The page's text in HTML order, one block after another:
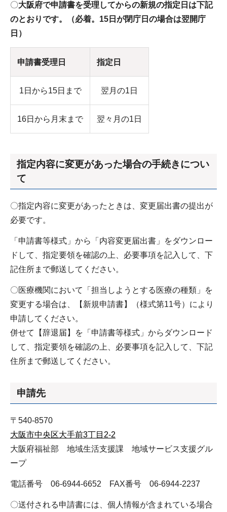
〇大阪府で申請書を受理してからの新規の指定日は下記
のとおりです。（必着。15日が閉庁日の場合は翌開庁
日）
申請書受理日 指定日
1日から15日まで 翌月の1日
16日から月末まで 翌々月の1日
指定内容に変更があった場合の手続きについ
て
〇指定内容に変更があったときは、変更届出書の提出が
必要です。
「申請書等様式」から「内容変更届出書」をダウンロー
ドして、指定要領を確認の上、必要事項を記入して、下
記住所まで郵送してください。
〇医療機関において「担当しようとする医療の種類」を
変更する場合は、【新規申請書】（様式第11号）により
申請してください。
併せて【辞退届】を「申請書等様式」からダウンロード
して、指定要領を確認の上、必要事項を記入して、下記
住所まで郵送してください。
申請先
〒540-8570
大阪市中央区大手前3丁目2-2
大阪府福祉部 地域生活支援課 地域サービス支援グル
ープ
電話番号 06-6944-6652 FAX番号 06-6944-2237
〇送付される申請書には、個人情報が含まれている場合